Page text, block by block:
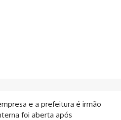
e a prefeitura é irmão
foi aberta após